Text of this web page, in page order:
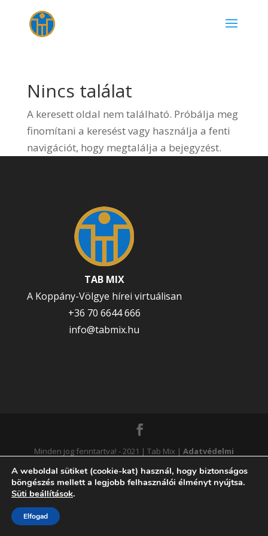
Nincs találat
A keresett oldal nem található. Próbálja meg
finomítani a keresést vagy használja a fenti
navigációt, hogy megtalálja a bejegyzést.
TAB MIX
A Koppány-Völgye hírei virtuálisan
+36 70 6644 666
info@tabmix.hu
Minden jog fenntartva! - 2021 | Tab Mix | Adatvédelmi
tájékoztató|Süti tájékoztató|Süti beállítások
módosítása| Webdesigner:DAVEWEB
A weboldal sütiket (cookie-kat) használ, hogy biztonságos
böngészés mellett a legjobb felhasználói élményt nyújtsa.
Süti beállítások.
Elfogad